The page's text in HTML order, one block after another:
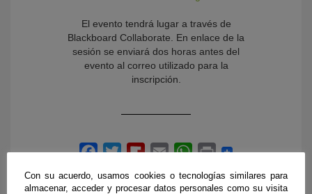
El evento tendrá lugar a través de
Blackboard Collaborate. En enlace de la
sesión se enviará dos horas antes del
evento al correo utilizado para la
inscripción.
Con su acuerdo, usamos cookies o tecnologías similares para
almacenar, acceder y procesar datos personales como su visita